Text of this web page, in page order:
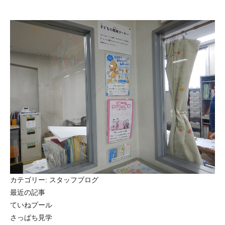
カテゴリー: スタッフブログ
最近の記事
ていねプール
さっぱち見学